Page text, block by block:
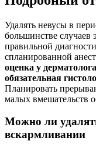
Удалять невусы в
большинстве случаев
правильной
спланированной
оценка у
обязательная
Планировать
малых вмешательств
Можно ли
вскармливании